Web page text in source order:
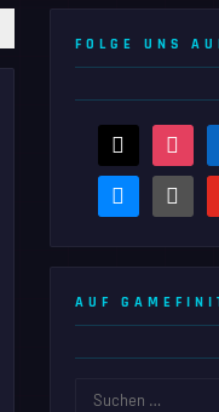
FOLGE UNS
threads
bluesky steam-
square
AUF